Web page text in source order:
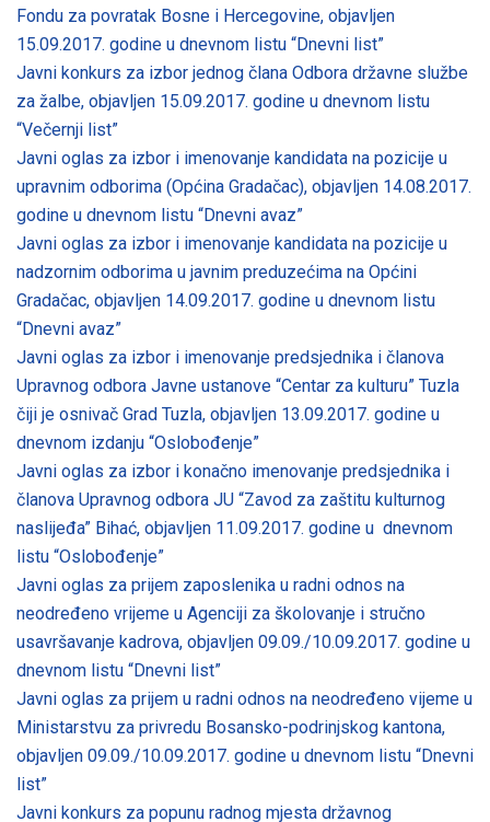
Fondu za povratak Bosne i Hercegovine, objavljen
15.09.2017. godine u dnevnom listu “Dnevni list”
Javni konkurs za izbor jednog člana Odbora državne službe
za žalbe, objavljen 15.09.2017. godine u dnevnom listu
“Večernji list”
Javni oglas za izbor i imenovanje kandidata na pozicije u
upravnim odborima (Općina Gradačac), objavljen 14.08.2017.
godine u dnevnom listu “Dnevni avaz”
Javni oglas za izbor i imenovanje kandidata na pozicije u
nadzornim odborima u javnim preduzećima na Općini
Gradačac, objavljen 14.09.2017. godine u dnevnom listu
“Dnevni avaz”
Javni oglas za izbor i imenovanje predsjednika i članova
Upravnog odbora Javne ustanove “Centar za kulturu” Tuzla
čiji je osnivač Grad Tuzla, objavljen 13.09.2017. godine u
dnevnom izdanju “Oslobođenje”
Javni oglas za izbor i konačno imenovanje predsjednika i
članova Upravnog odbora JU “Zavod za zaštitu kulturnog
naslijeđa” Bihać, objavljen 11.09.2017. godine u dnevnom
listu “Oslobođenje”
Javni oglas za prijem zaposlenika u radni odnos na
neodređeno vrijeme u Agenciji za školovanje i stručno
usavršavanje kadrova, objavljen 09.09./10.09.2017. godine u
dnevnom listu “Dnevni list”
Javni oglas za prijem u radni odnos na neodređeno vijeme u
Ministarstvu za privredu Bosansko-podrinjskog kantona,
objavljen 09.09./10.09.2017. godine u dnevnom listu “Dnevni
list”
Javni konkurs za popunu radnog mjesta državnog